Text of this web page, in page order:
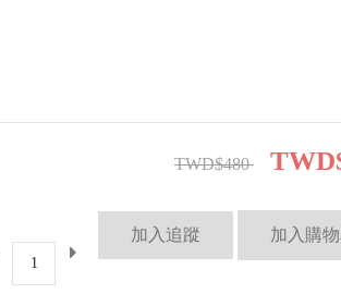
TWD$480